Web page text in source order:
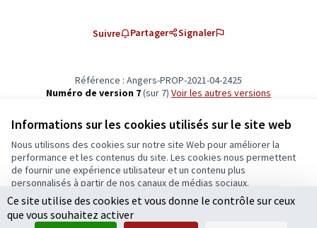
Informations sur les cookies utilisés sur le site web
Nous utilisons des cookies sur notre site Web pour améliorer la
performance et les contenus du site. Les cookies nous permettent
de fournir une expérience utilisateur et un contenu plus
personnalisés à partir de nos canaux de médias sociaux.
Tout accepter
Accepter seulement les cookies essentiels
Suivre Partager Signaler
Référence : Angers-PROP-2021-04-2425
Numéro de version 7(sur 7)
voir les autres versions
Conditions d'utilisation
Paramètres des cookies
Ecrivons Angers sur X
(Lien externe)
Ecrivons Angers sur Facebook
(Lien externe)
Ce site utilise des cookies et vous donne le contrôle sur ceux
que vous souhaitez activer